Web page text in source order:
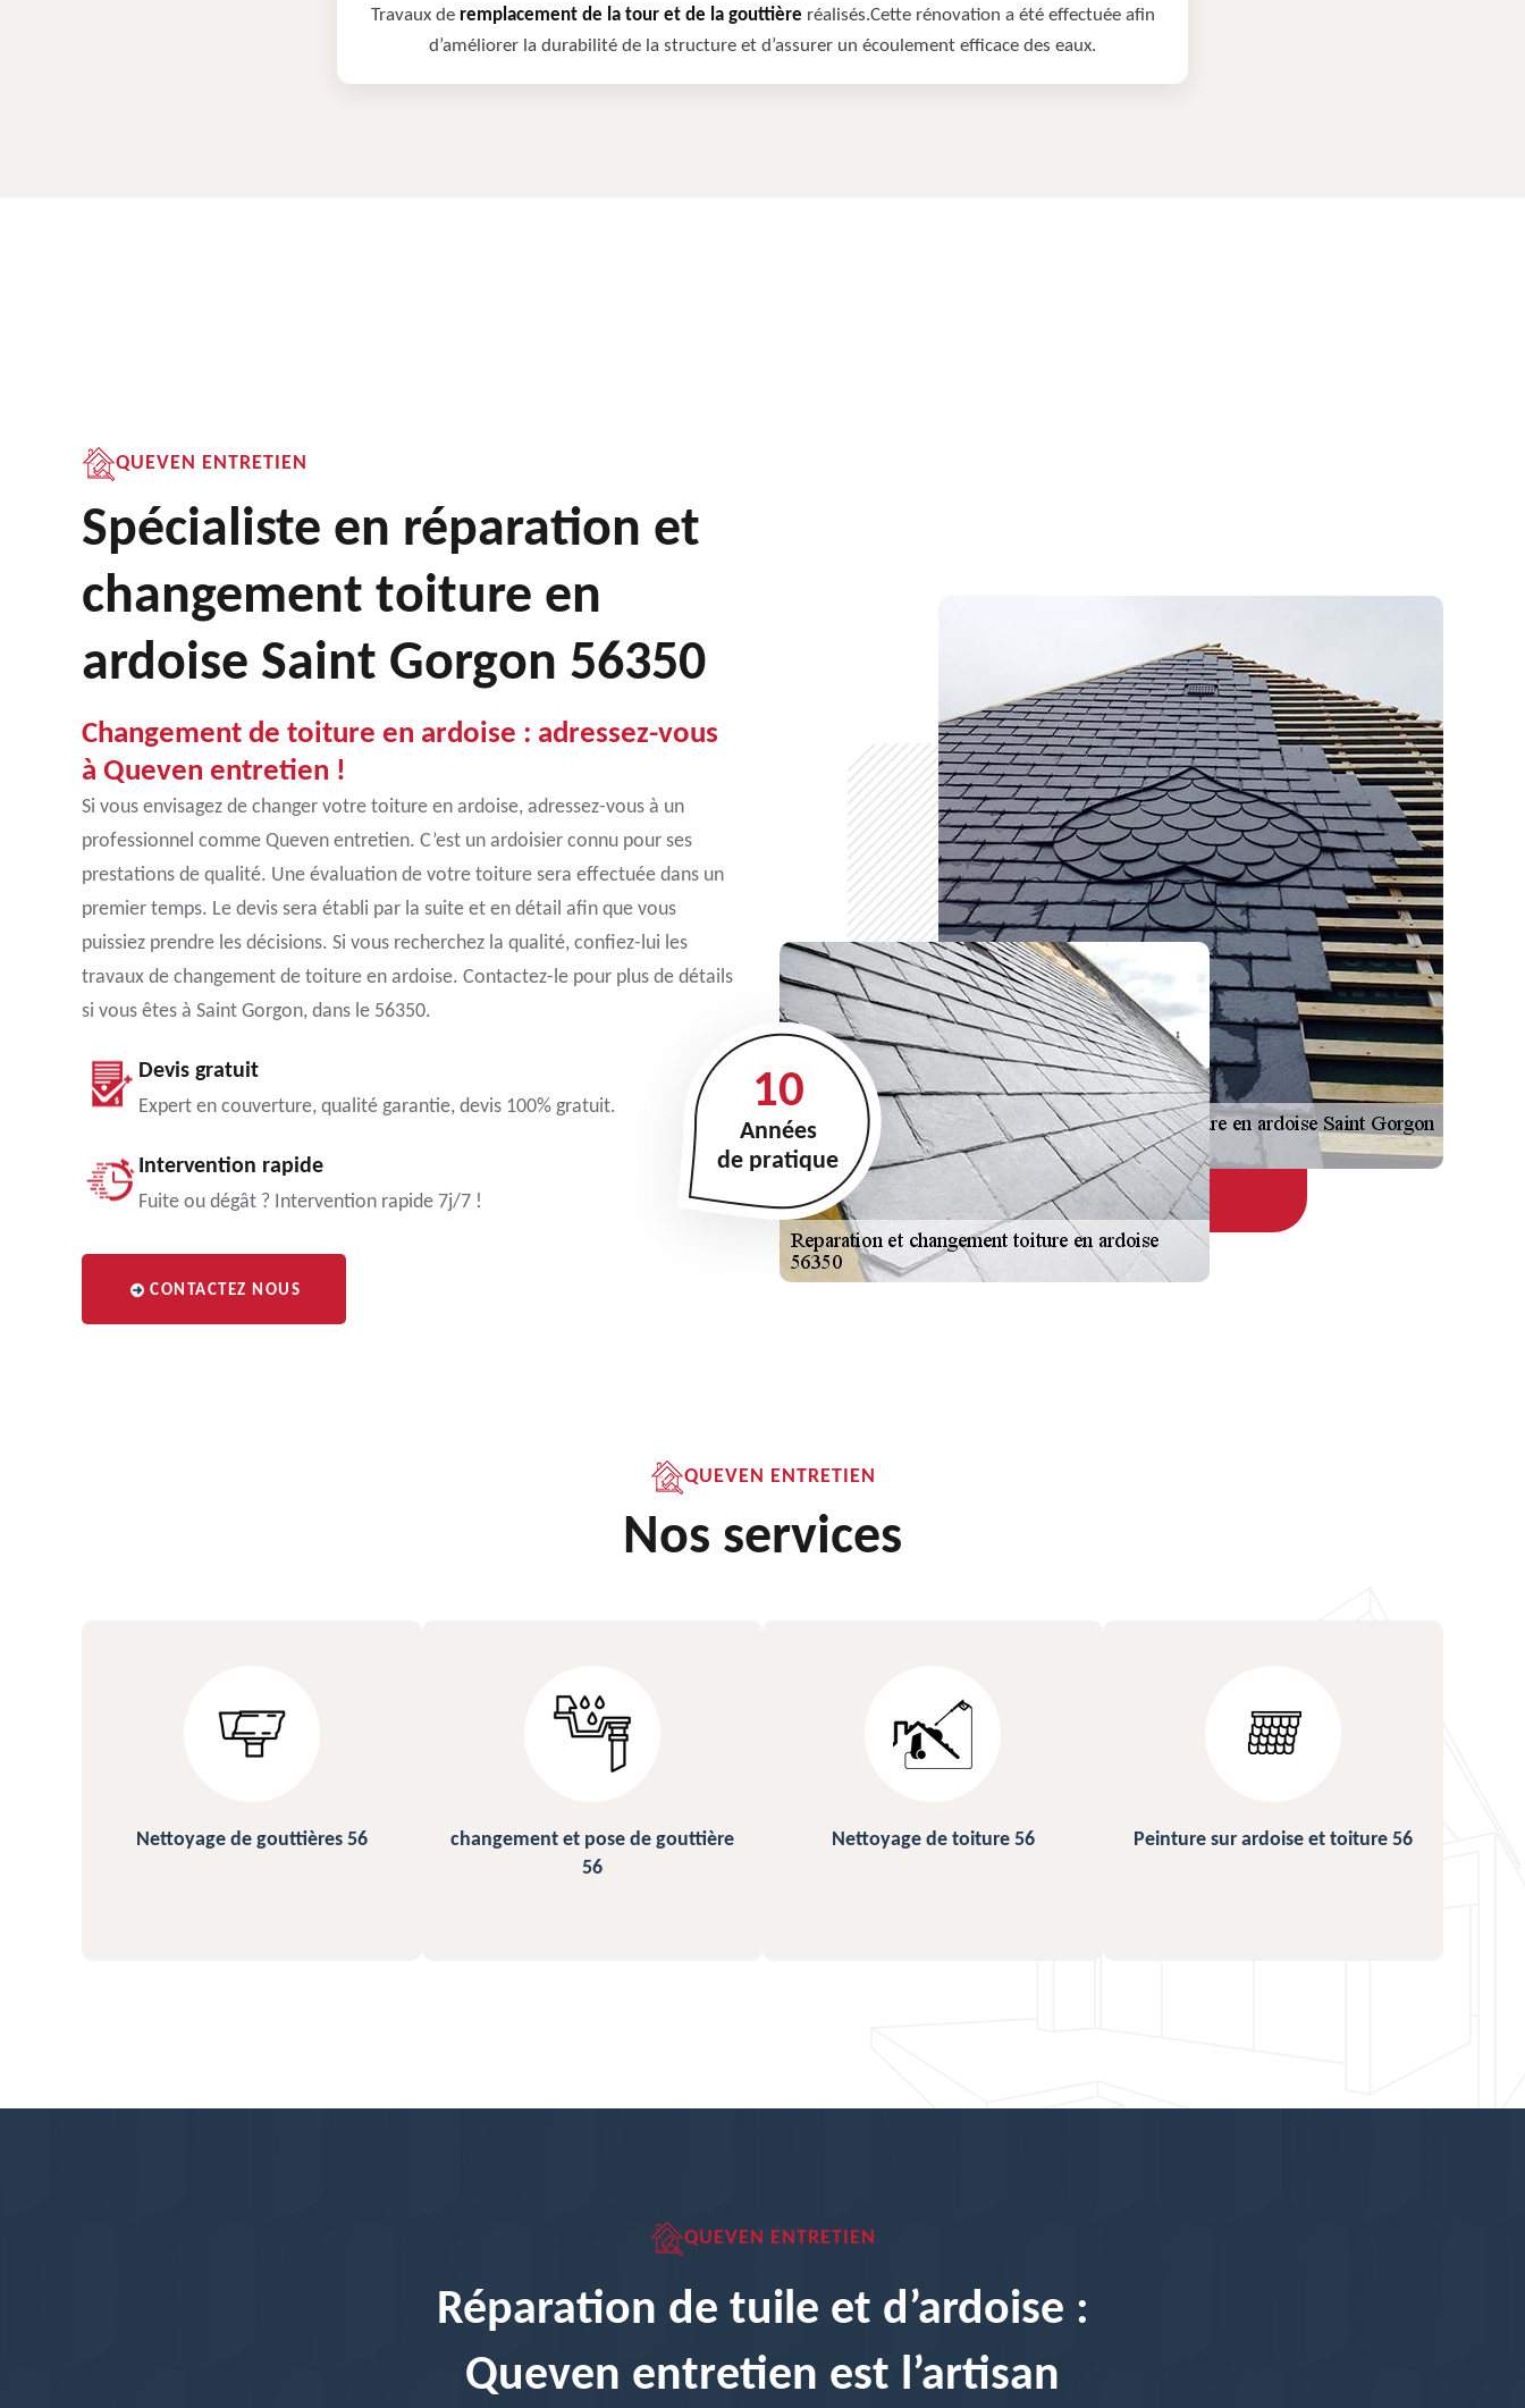
Travaux de remplacement de la tour et de la gouttière réalisés.Cette rénovation a été effectuée afin
d’améliorer la durabilité de la structure et d’assurer un écoulement efficace des eaux.
QUEVEN ENTRETIEN
Spécialiste en réparation et
changement toiture en
ardoise Saint Gorgon 56350
Changement de toiture en ardoise : adressez-vous
à Queven entretien !
Si vous envisagez de changer votre toiture en ardoise, adressez-vous à un
professionnel comme Queven entretien. C’est un ardoisier connu pour ses
prestations de qualité. Une évaluation de votre toiture sera effectuée dans un
premier temps. Le devis sera établi par la suite et en détail afin que vous
puissiez prendre les décisions. Si vous recherchez la qualité, confiez-lui les
travaux de changement de toiture en ardoise. Contactez-le pour plus de détails
si vous êtes à Saint Gorgon, dans le 56350.
Devis gratuit
Expert en couverture, qualité garantie, devis 100% gratuit.
Intervention rapide
Fuite ou dégât ? Intervention rapide 7j/7 !
CONTACTEZ NOUS
10
Années
de pratique
QUEVEN ENTRETIEN
Nos services
changement et pose de gouttière
Nettoyage de toiture 56 Peinture sur ardoise et toiture 56 Urgence fuite de toiture 56
QUEVEN ENTRETIEN
Réparation de tuile et d’ardoise :
Queven entretien est l’artisan